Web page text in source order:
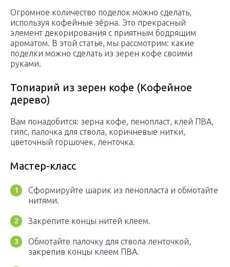
Огромное количество поделок можно сделать,
используя кофейные зёрна. Это прекрасный
элемент декорирования с приятным бодрящим
ароматом. В этой статье, мы рассмотрим: какие
поделки можно сделать из зерен кофе своими
руками.
Топиарий из зерен кофе (Кофейное
дерево)
Вам понадобится: зерна кофе, пенопласт, клей ПВА,
гипс, палочка для ствола, коричневые нитки,
цветочный горшочек, ленточка.
Мастер-класс
Сформируйте шарик из пенопласта и обмотайте
нитями.
Закрепите концы нитей клеем.
Обмотайте палочку для ствола ленточкой,
закрепив концы клеем ПВА.